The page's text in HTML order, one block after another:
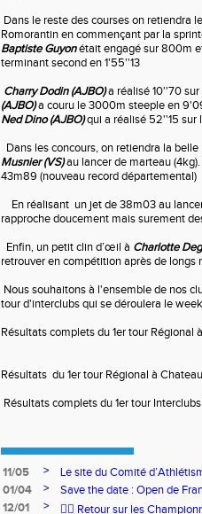
Dans le reste des courses on retiendra
Romorantin en commençant par la
Baptiste Guyonétait engagé sur 800m
terminant second en 1'55''13
Charry Dodin (AJBO)a réalisé 10''70
(AJBO)a couru le 3000m steeple en
Ned Dino (AJBO)qui a réalisé 52''15 sur
Dans les concours, on retiendra la
Musnier (VS)au lancer de marteau
43m89 (nouveau record départemental)
En réalisant un jet de 38m03 au
rapproche doucement mais surement
Enfin, un petit clin d’œil à Charlotte
retrouver en compétition après de longs
Nous souhaitons à l'ensemble de nos
tour d'interclubs qui se déroulera le
Résultats complets du 1er tour Régional
Résultats du 1er tour Régional à
Résultats complets du 1er tour
11/05 >
Le site du Comité
01/04
>
Save the date : Open de
12/01
>
🏃‍♂️ Retour sur les